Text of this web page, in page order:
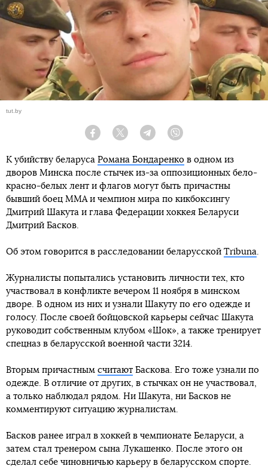
tut.by
Facebook Twitter Telegram
К убийству беларуса Романа Бондаренко в одном из
дворов Минска после стычек из-за оппозиционных бело-
красно-белых лент и флагов могут быть причастны
бывший боец ММА и чемпион мира по кикбоксингу
Дмитрий Шакута и глава Федерации хоккея Беларуси
Дмитрий Басков.
Об этом говорится в расследовании беларусской Tribuna.
Журналисты попытались установить личности тех, кто
участвовал в конфликте вечером 11 ноября в минском
дворе. В одном из них и узнали Шакуту по его одежде и
голосу. После своей бойцовской карьеры сейчас Шакута
руководит собственным клубом «Шок», а также тренирует
спецназ в беларусской военной части 3214.
Вторым причастным считают Баскова. Его тоже узнали по
одежде. В отличие от других, в стычках он не участвовал,
а только наблюдал рядом. Ни Шакута, ни Басков не
комментируют ситуацию журналистам.
Басков ранее играл в хоккей в чемпионате Беларуси, а
затем стал тренером сына Лукашенко. После этого он
сделал себе чиновничью карьеру в беларусском спорте.